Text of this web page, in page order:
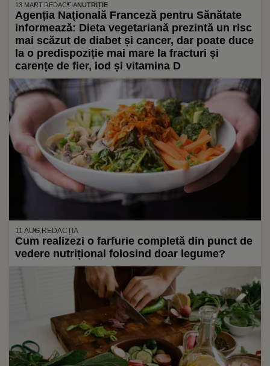
13 MART. REDACȚIANUTRIȚIE
Agenția Naţională Franceză pentru Sănătate
informează: Dieta vegetariană prezintă un risc
mai scăzut de diabet și cancer, dar poate duce
la o predispoziție mai mare la fracturi și
carențe de fier, iod și vitamina D
11 AUG. REDACȚIA
Cum realizezi o farfurie completă din punct de
vedere nutrițional folosind doar legume?